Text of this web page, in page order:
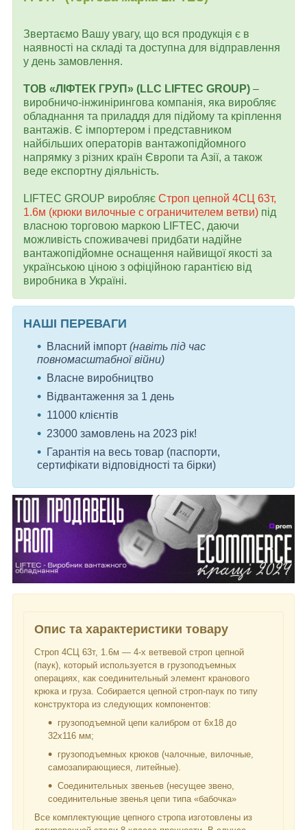
Звертаємо Вашу увагу, що вся продукція є в
наявності на складі та доступна для відправлення
у день замовлення.
ТОВ «ЛІФТЕК ГРУП» (LLC LIFTEC GROUP) –
виробничо-інжинірингова компанія, яка виробляє
обладнання та приладдя для підйому та кріплення
вантажів. Є імпортером і представником
найбільших операторів вантажопідйомного
напрямку з різних країн Європи та Азії, а також
веде експортну діяльність.
LIFTEC GROUP виробляє Строп цепной 4СЦ 63т,
1.6м (крюки вилочные с ограничителем ветви) під
власною торговою маркою LIFTEC, даючи
можливість споживачеві придбати надійне
вантажопідйомне оснащення найвищої якості за
українською ціною з офіційною гарантією від
виробника в Україні.
НАШІ ПЕРЕВАГИ
Власний імпорт (навіть під час
повномасштабної війни)
Власне виробництво
Відвантаження за 1 день
11000 клієнтів
23000 замовлень на 2023 рік!
Гарантія на весь товар (паспорти,
сертифікати відповідності та бірки)
Опис та характеристики товару
Строп 4СЦ 63т, 1.6м — 4-х ветвевой строп цепной
(паук), который используется в грузоподъемных
операциях, как соединительный элемент кранового
крюка и груза. Собирается цепной строп-паук по типу
конструктора из следующих компонентов:
грузоподъемной цепи калибром от 6х18 до
32х116 мм;
грузоподъемных крюков (чалочные, вилочные,
самозапирающиеся, литейные).
Соединительных звеньев (несущее звено,
соединительные звенья цепи типа «бабочка»
Все комплектующие цепного стропа изготовлены из